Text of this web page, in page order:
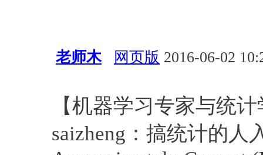
老师木 网页版 2016-06-02
【机器学习专家与统
saizheng：搞统计的人